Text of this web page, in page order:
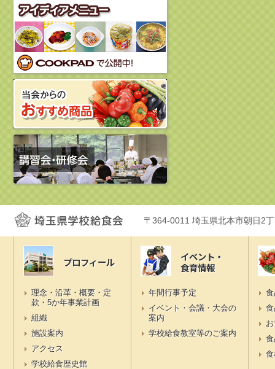
〒364-0011 埼玉県北本市朝日2
プロフィール
理念・沿革・概要・定
款・5か年事業計画
組織
施設案内
アクセス
学校給食歴史館
イベント・
食育情報
年間行事予定
イベント・会議・大会の
案内
学校給食教室等のご案内